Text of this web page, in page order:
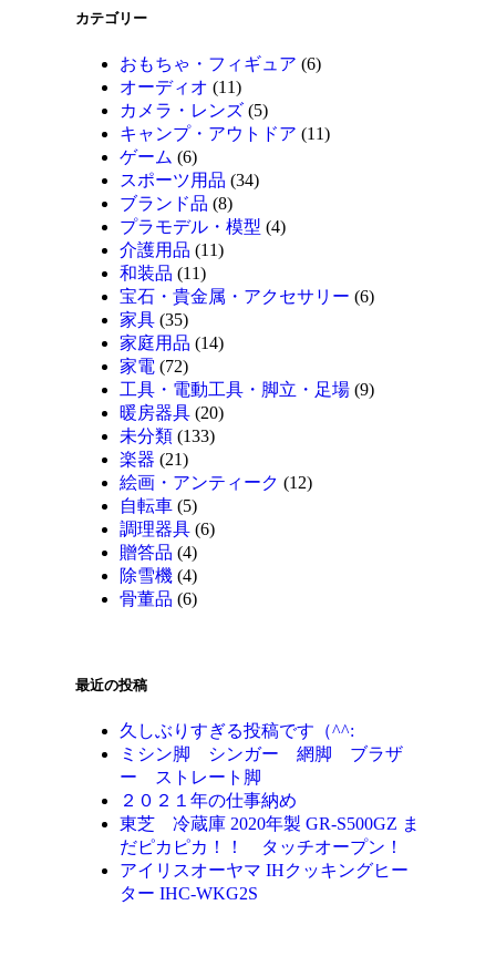
カテゴリー
おもちゃ・フィギュア (6)
オーディオ (11)
カメラ・レンズ (5)
キャンプ・アウトドア (11)
ゲーム (6)
スポーツ用品 (34)
ブランド品 (8)
プラモデル・模型 (4)
介護用品 (11)
和装品 (11)
宝石・貴金属・アクセサリー (6)
家具 (35)
家庭用品 (14)
家電 (72)
工具・電動工具・脚立・足場 (9)
暖房器具 (20)
未分類 (133)
楽器 (21)
絵画・アンティーク (12)
自転車 (5)
調理器具 (6)
贈答品 (4)
除雪機 (4)
骨董品 (6)
最近の投稿
久しぶりすぎる投稿です（^^:
ミシン脚 シンガー 網脚 ブラザ
ー ストレート脚
２０２１年の仕事納め
東芝 冷蔵庫 2020年製 GR-S500GZ ま
だピカピカ！！ タッチオープン！
アイリスオーヤマ IHクッキングヒー
ター IHC-WKG2S